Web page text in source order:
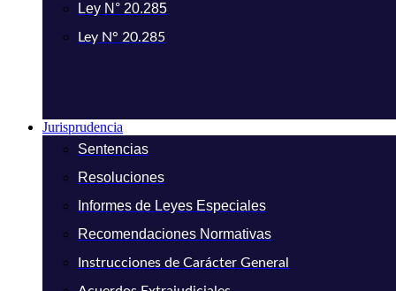
Ley N° 20.285
Ley N° 20.285
Jurisprudencia
Sentencias
Resoluciones
Informes de Leyes Especiales
Recomendaciones Normativas
Instrucciones de Carácter General